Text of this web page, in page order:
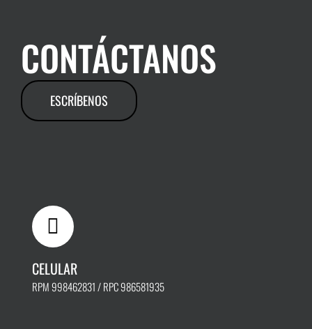
CONTÁCTANOS
ESCRÍBENOS
CELULAR
RPM 998462831 / RPC 986581935